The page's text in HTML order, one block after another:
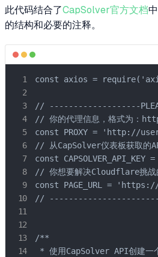
此代码结合了CapSolver官方文档
的结构和必要的注释。
const axios =
// -------------------
// 你的代理信息，格式为：
const PROXY = 'http://
// 从CapSolver仪表板获取的
const CAPSOLVER_API_KEY
// 你想要解决Cloudflare挑战
const PAGE_URL =
//
/**
* 使用CapSolver API创建一